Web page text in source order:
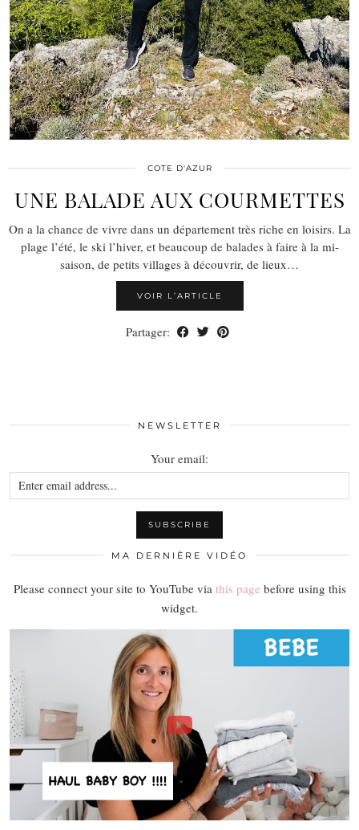
COTE D'AZUR
UNE BALADE AUX COURMETTES
On a la chance de vivre dans un département très riche en loisirs. La
plage l’été, le ski l’hiver, et beaucoup de balades à faire à la mi-
saison, de petits villages à découvrir, de lieux…
VOIR L’ARTICLE
Partager:
NEWSLETTER
Your email:
MA DERNIÈRE VIDÉO
Please connect your site to YouTube via this page before using this
widget.